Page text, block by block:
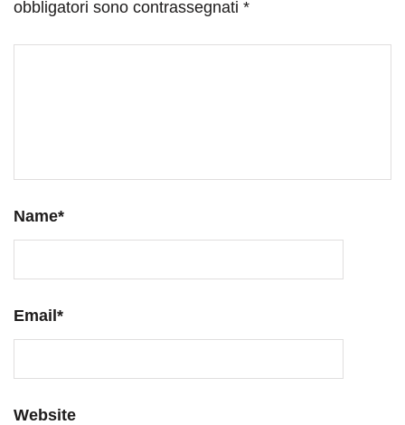
obbligatori sono contrassegnati *
Name*
Email*
Website